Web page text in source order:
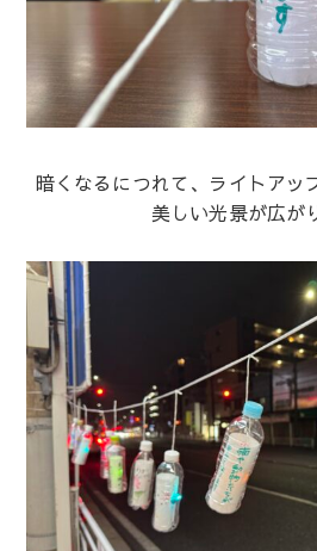
暗くなるにつれて、ライトアッ
美しい光景が広が